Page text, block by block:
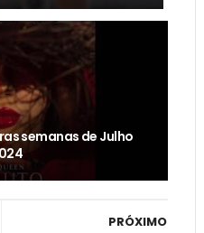
semanas de Julho
PRÓXIMO